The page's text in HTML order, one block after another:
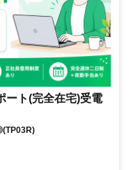
ート(完全在宅)受電